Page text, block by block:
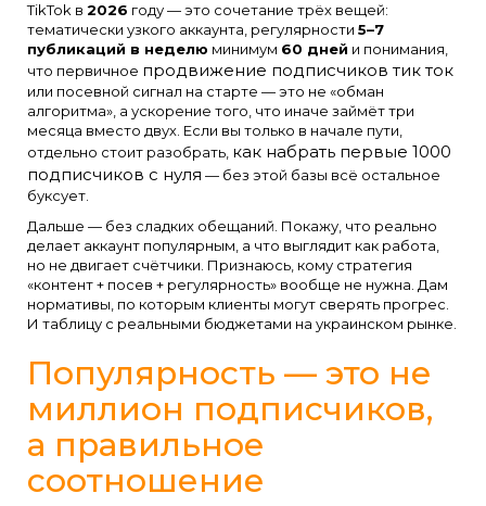
TikTok в 2026 году — это сочетание трёх вещей:
тематически узкого аккаунта, регулярности 5–7
публикаций в неделю минимум 60 дней и понимания,
что первичное продвижение подписчиков тик ток
или посевной сигнал на старте — это не «обман
алгоритма», а ускорение того, что иначе займёт три
месяца вместо двух. Если вы только в начале пути,
отдельно стоит разобрать, как набрать первые 1000
подписчиков с нуля — без этой базы всё остальное
буксует.
Дальше — без сладких обещаний. Покажу, что реально
делает аккаунт популярным, а что выглядит как работа,
но не двигает счётчики. Признаюсь, кому стратегия
«контент + посев + регулярность» вообще не нужна. Дам
нормативы, по которым клиенты могут сверять прогрес.
И таблицу с реальными бюджетами на украинском рынке.
Популярность — это не
миллион подписчиков,
а правильное
соотношение